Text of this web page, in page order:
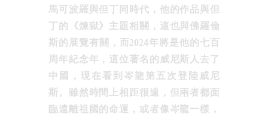
馬可波羅與但丁同時代，他的作品與但
丁的《煉獄》主題相關，這也與佛羅倫
斯的展覽有關，而2024年將是他的七百
周年紀念年，這位著名的威尼斯人去了
中國，現在看到岑龍第五次登陸威尼
斯。雖然時間上相距很遠，但兩者都面
臨遠離祖國的命運，或者像岑龍一樣，